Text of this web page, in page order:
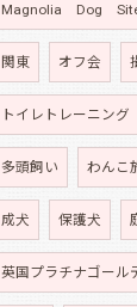
Magnolia Dog
関東 オフ会
トイレトレーニング
多頭飼い わんこ
成犬 保護犬
英国プラチナゴール